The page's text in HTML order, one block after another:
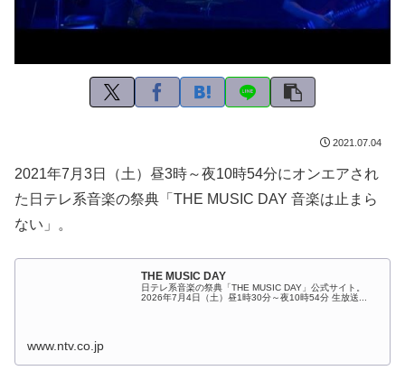
2021.07.04
2021年7月3日（土）昼3時～夜10時54分にオンエアされ
た日テレ系音楽の祭典「THE MUSIC DAY 音楽は止まら
ない」。
THE MUSIC DAY
日テレ系音楽の祭典「THE MUSIC DAY」公式サイト。
2026年7月4日（土）昼1時30分～夜10時54分 生放送...
www.ntv.co.jp